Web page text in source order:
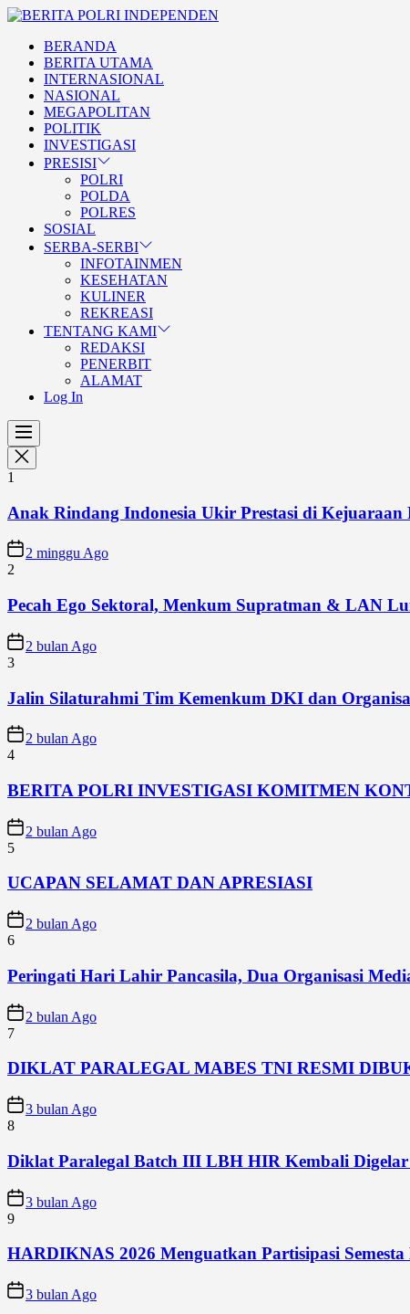
Skip
content
BERITA POLRI INDEPENDEN
BERANDA
BERITA UTAMA
INTERNASIONAL
NASIONAL
MEGAPOLITAN
POLITIK
INVESTIGASI
PRESISI
POLRI
POLDA
POLRES
SOSIAL
SERBA-SERBI
INFOTAINMEN
KESEHATAN
KULINER
REKREASI
TENTANG KAMI
REDAKSI
PENERBIT
ALAMAT
Log In
1
Anak Rindang Indonesia Ukir Prestasi di Kejuaraan
2 minggu Ago
2
Pecah Ego Sektoral, Menkum Supratman & LAN
2 bulan Ago
3
Jalin Silaturahmi Tim Kemenkum DKI dan
2 bulan Ago
4
BERITA POLRI INVESTIGASI KOMITMEN
2 bulan Ago
5
UCAPAN SELAMAT DAN APRESIASI
2 bulan Ago
6
Peringati Hari Lahir Pancasila, Dua Organisasi
2 bulan Ago
7
DIKLAT PARALEGAL MABES TNI RESMI
3 bulan Ago
8
Diklat Paralegal Batch III LBH HIR Kembali
3 bulan Ago
9
HARDIKNAS 2026 Menguatkan Partisipasi
3 bulan Ago